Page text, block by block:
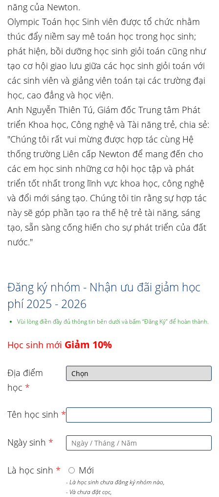
năng của Newton.
Olympic Toán học Sinh viên được tổ chức nhằm
thúc đẩy niềm say mê toán học trong học sinh;
phát hiện, bồi dưỡng học sinh giỏi toán cũng như
tạo cơ hội giao lưu giữa các học sinh giỏi toán với
các sinh viên và giảng viên toán tại các trường đại
học, cao đẳng và học viện.
Anh Nguyễn Thiên Tú, Giám đốc Trung tâm Phát
triển Khoa học, Công nghệ và Tài năng trẻ, chia sẻ:
"Chúng tôi rất vui mừng được hợp tác cùng Hệ
thống trường Liên cấp Newton để mang đến cho
các em học sinh những cơ hội học tập và phát
triển tốt nhất trong lĩnh vực khoa học, công nghệ
và đổi mới sáng tạo. Chúng tôi tin rằng sự hợp tác
này sẽ góp phần tạo ra thế hệ trẻ tài năng, sáng
tạo, sẵn sàng cống hiến cho sự phát triển của đất
nước."
Đăng ký nhóm - Nhận ưu đãi giảm học
phí 2025 - 2026
Vùi lòng điền đầy đủ thông tin bên dưới và bấm “Đăng Ký” để hoàn thành.
Học sinh mới Giảm 10%
Địa điểm
học *
Tên học sinh *
Ngày sinh *
Là học sinh * Mới
- Là học sinh chưa đăng ký nhóm nào,
- Và chưa đặt cọc,